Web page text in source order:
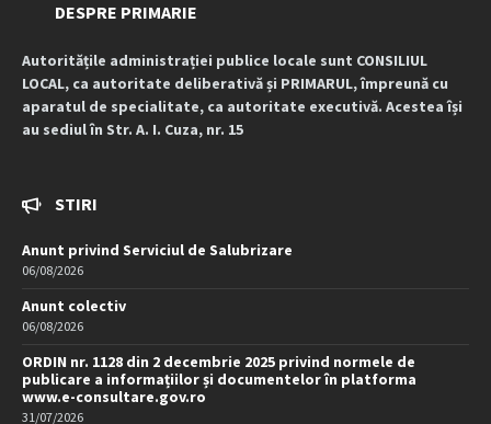
DESPRE PRIMARIE
Autoritățile administrației publice locale sunt CONSILIUL
LOCAL, ca autoritate deliberativă și PRIMARUL, împreună cu
aparatul de specialitate, ca autoritate executivă. Acestea își
au sediul în Str. A. I. Cuza, nr. 15
STIRI
Anunt privind Serviciul de Salubrizare
06/08/2026
Anunt colectiv
06/08/2026
ORDIN nr. 1128 din 2 decembrie 2025 privind normele de
publicare a informațiilor și documentelor în platforma
www.e-consultare.gov.ro
31/07/2026